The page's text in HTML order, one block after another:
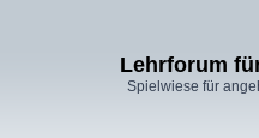
Lehrforum
Spielwiese für